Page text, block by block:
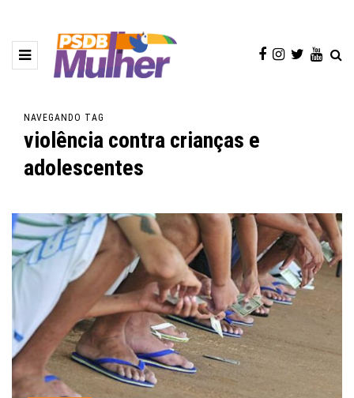
NAVEGANDO TAG
violência contra crianças e
adolescentes